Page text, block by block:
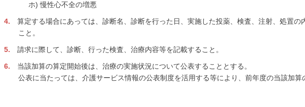
ホ) 慢性心不全の増悪
算定する場合にあっては、診断名、診断を行った日、実施した投薬、検査、注射、処置の
こと。
請求に際して、診断、行った検査、治療内容等を記載すること。
当該加算の算定開始後は、治療の実施状況について公表することとする。
公表に当たっては、介護サービス情報の公表制度を活用する等により、前年度の当該加算